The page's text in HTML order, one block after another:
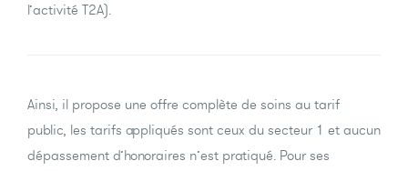
l’activité T2A).
Ainsi, il propose une offre complète de soins au tarif
public, les tarifs appliqués sont ceux du secteur 1 et aucun
dépassement d’honoraires n’est pratiqué. Pour ses